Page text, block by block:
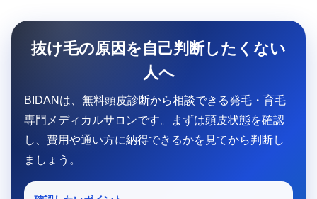
抜け毛の原因を自己判断したくない
人へ
BIDANは、無料頭皮診断から相談できる発毛・育毛
専門メディカルサロンです。まずは頭皮状態を確認
し、費用や通い方に納得できるかを見てから判断し
ましょう。